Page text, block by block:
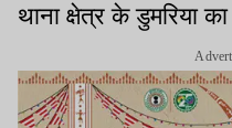
थाना क्षेत्र के डुमरिया